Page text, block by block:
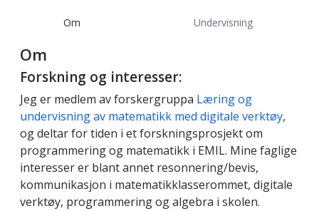
Om Undervisning
Om
Forskning og interesser:
Jeg er medlem av forskergruppa Læring og
undervisning av matematikk med digitale verktøy,
og deltar for tiden i et forskningsprosjekt om
programmering og matematikk i EMIL. Mine faglige
interesser er blant annet resonnering/bevis,
kommunikasjon i matematikklasserommet, digitale
verktøy, programmering og algebra i skolen.